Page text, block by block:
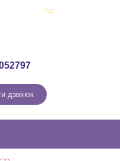
Укр
дзвінок